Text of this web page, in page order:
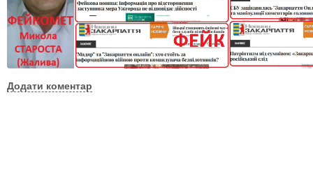
Додати коментар